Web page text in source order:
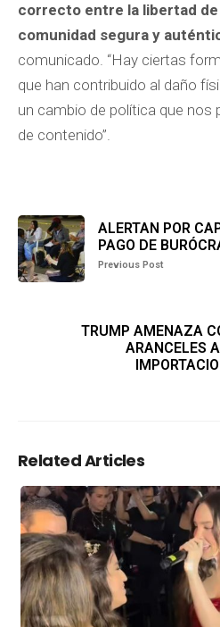
correcto entre la libertad
comunidad segura y
comunicado. “Hay ciertas
que han contribuido al daño
un cambio de política que nos
de contenido”.
ALERTAN POR
PAGO DE
Previous Post
TRUMP AMENAZA
ARANCELES
Related Articles